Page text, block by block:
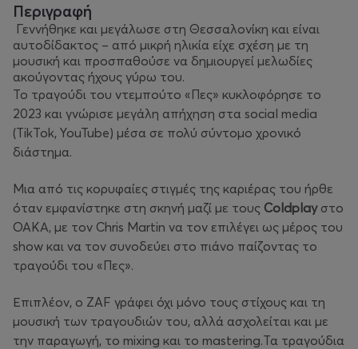
Περιγραφή
Γεννήθηκε και μεγάλωσε στη Θεσσαλονίκη και είναι
αυτοδίδακτος – από μικρή ηλικία είχε σχέση με τη
μουσική και προσπαθούσε να δημιουργεί μελωδίες
ακούγοντας ήχους γύρω του.
Το τραγούδι του ντεμπούτο «Πες» κυκλοφόρησε το
2023 και γνώρισε μεγάλη απήχηση στα social media
(TikTok, YouTube) μέσα σε πολύ σύντομο χρονικό
διάστημα.
Μια από τις κορυφαίες στιγμές της καριέρας του ήρθε
όταν εμφανίστηκε στη σκηνή μαζί με τους Coldplayστο
ΟΑΚΑ, με τον Chris Martin να τον επιλέγει ως μέρος του
show και να τον συνοδεύει στο πιάνο παίζοντας το
τραγούδι του «Πες».
Επιπλέον, ο ZAF γράφει όχι μόνο τους στίχους και τη
μουσική των τραγουδιών του, αλλά ασχολείται και με
την παραγωγή, το mixing και το mastering.Τα τραγούδια